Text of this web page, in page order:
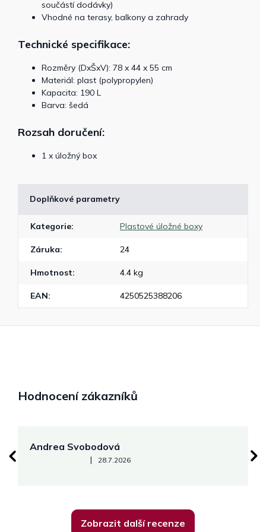
součástí dodávky)
Vhodné na terasy, balkony a zahrady
Technické specifikace:
Rozměry (DxŠxV): 78 x 44 x 55 cm
Materiál: plast (polypropylen)
Kapacita: 190 L
Barva: šedá
Rozsah doručení:
1 x úložný box
Doplňkové parametry
Kategorie: Plastové úložné boxy
Záruka: 24
Hmotnost: 4.4 kg
EAN: 4250525388206
Hodnocení zákazníků
Andrea Svobodová
Hodnocení obchodu je 5 z 5 hvězdiček.
| 28.7.2026
Zobrazit další recenze